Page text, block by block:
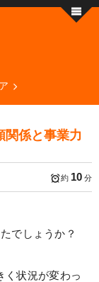
関係と事業力
約 10 分
でしょうか？
く状況が変わっ